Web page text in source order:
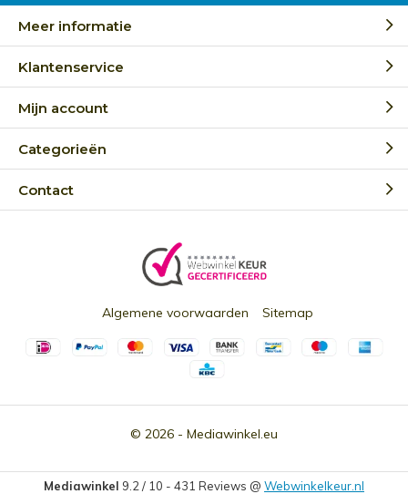
Meer informatie
Klantenservice
Mijn account
Categorieën
Contact
© 2026 - Mediawinkel.eu
Algemene voorwaarden Sitemap
Mediawinkel 9.2 / 10 - 431 Reviews @ Webwinkelkeur.nl